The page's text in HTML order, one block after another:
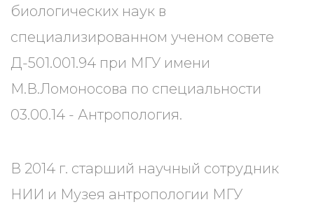
биологических наук в
специализированном ученом совете
Д-501.001.94 при МГУ имени
М.В.Ломоносова по специальности
03.00.14 - Антропология.
В 2014 г. старший научный сотрудник
НИИ и Музея антропологии МГУ